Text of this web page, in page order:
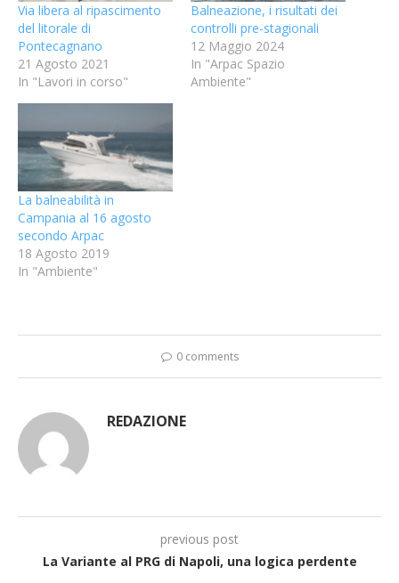
Via libera al ripascimento
del litorale di
Pontecagnano
21 Agosto 2021
In "Lavori in corso"
Balneazione, i risultati dei
controlli pre-stagionali
12 Maggio 2024
In "Arpac Spazio
Ambiente"
La balneabilità in
Campania al 16 agosto
secondo Arpac
18 Agosto 2019
In "Ambiente"
0 comments
REDAZIONE
previous post
La Variante al PRG di Napoli, una logica perdente